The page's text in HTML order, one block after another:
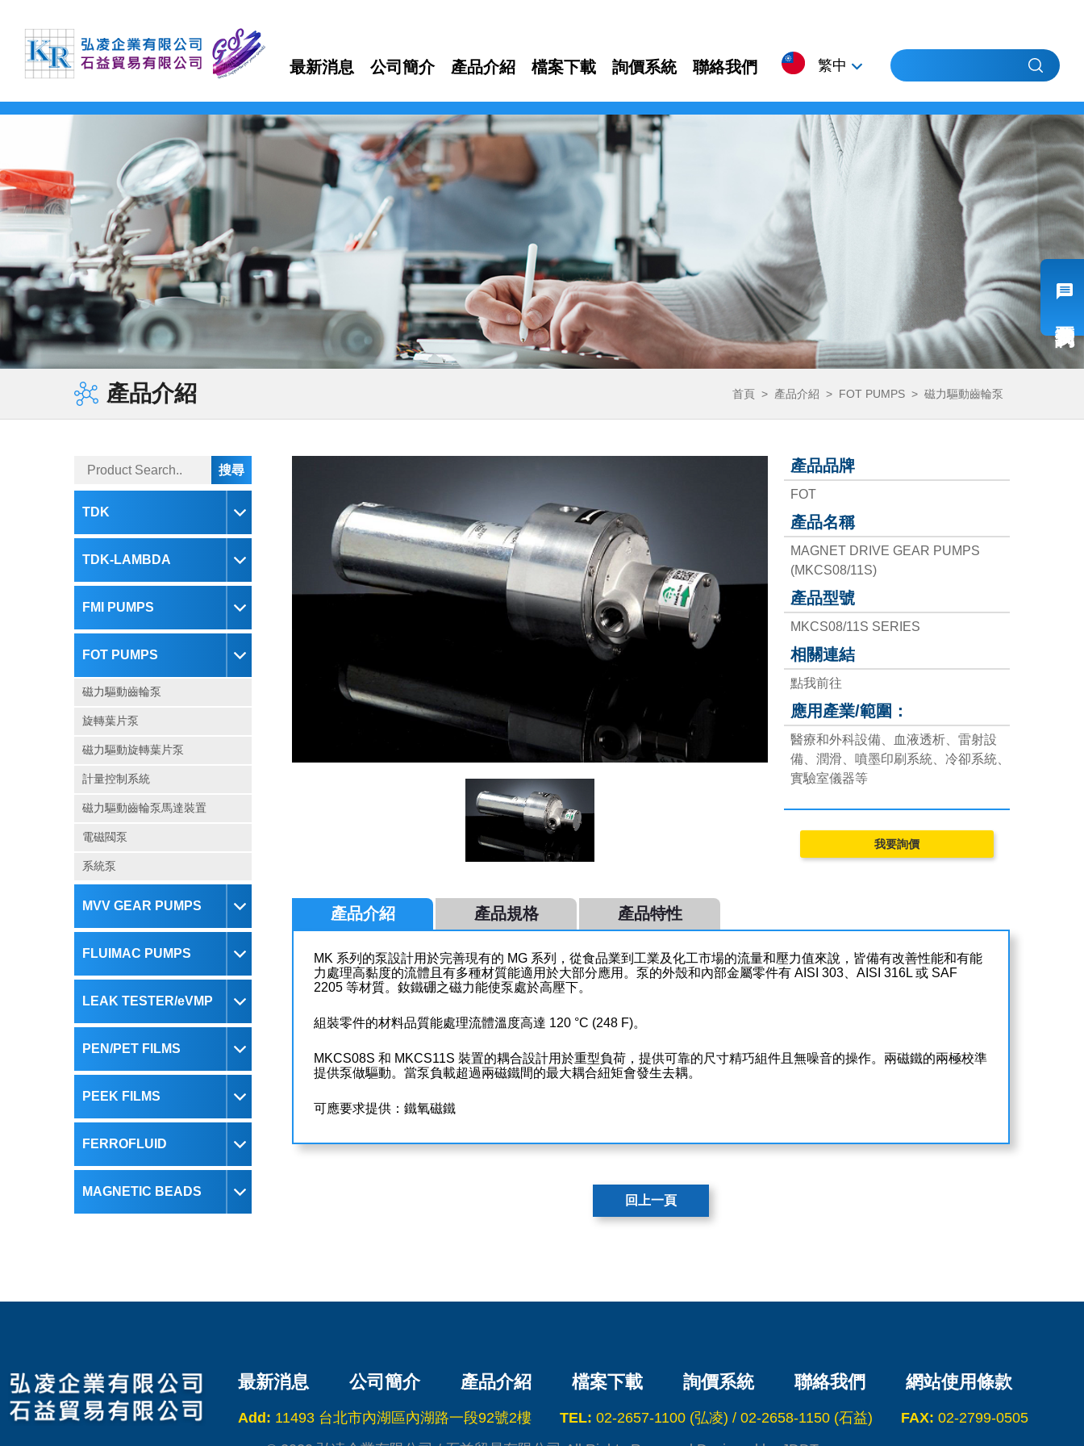
最新消息 公司簡介 產品介紹 檔案下載 詢價系統 聯絡我們
繁中
EN
產品介紹
TDK
µPOL™嵌入式DC-DC轉換器
吸波材 / 磁性片
電容器
電感器
EMC對策產品
RF產品和模塊
電壓/過熱保護器件
壓電元件
TDK-LAMBDA
可編程直流電源(CVCC)
高壓電源
簡易恆流控制電源
AC-DC雙/多輸出電源
AC-DC單輸出電源
導軌電源
DC-DC電源
DC-DC雙向轉換器
泵頭
泵頭驅動模組
OEM 泵/ 雙步進泵
控制器 / 馬達控制板
特殊泵浦 / 點滴器
周邊配件
FOT PUMPS
磁力驅動齒輪泵
旋轉葉片泵
計量控制系統
磁力驅動齒輪泵馬達裝置
系統泵
MVV GEAR PUMPS
聚氨酯-製程應用
製程計量
超微量加工泵浦
熱熔膠–雙出口端
丙烯酸（壓克力）解決方案
快速換色系統
FLUIMAC PUMPS
FDA 等級氣動隔膜泵
氣動雙隔膜泵浦
LEAK TESTER/eVMP
多功能測漏儀
電子調控計量泵浦
PEN/PET FILMS
TEONEX Q51
TEONEX Q83
PEEK FILMS
APTIV 1000 Series
APTIV 2000 Series
FERROFLUID
磁性流體
MAGNETIC BEADS
羧基磁珠
二氧化矽磁珠
氨基磁珠
檔案下載
詢價系統
聯絡我們
產品介紹 首頁 > 產品介紹 > FOT PUMPS > 磁力驅動齒輪泵
TDK
TDK-LAMBDA
FMI PUMPS
FOT PUMPS
磁力驅動齒輪泵
旋轉葉片泵
磁力驅動旋轉葉片泵
計量控制系統
磁力驅動齒輪泵馬達裝置
電磁閥泵
系統泵
MVV GEAR PUMPS
FLUIMAC PUMPS
LEAK TESTER/eVMP
PEN/PET FILMS
PEEK FILMS
FERROFLUID
MAGNETIC BEADS
產品品牌
FOT
產品名稱
MAGNET DRIVE GEAR PUMPS
(MKCS08/11S)
產品型號
MKCS08/11S SERIES
相關連結
點我前往
應用產業/範圍：
醫療和外科設備、血液透析、雷射設
備、潤滑、噴墨印刷系統、冷卻系統、
實驗室儀器等
產品介紹 產品規格 產品特性
MK 系列的泵設計用於完善現有的 MG 系列，從食品業到工業及化工市場的流量和壓力值來說，皆備有改善性能和有能
力處理高黏度的流體且有多種材質能適用於大部分應用。泵的外殼和內部金屬零件有 AISI 303、AISI 316L 或 SAF
2205 等材質。 釹鐵硼之磁力能使泵處於高壓下。
組裝零件的材料品質能處理流體溫度高達 120 °C (248 F)。
MKCS08S 和 MKCS11S 裝置的耦合設計用於重型負荷，提供可靠的尺寸精巧組件且無噪音的操作。兩磁鐵的兩極校準
提供泵做驅動。當泵負載超過兩磁鐵間的最大耦合紐矩會發生去耦。
可應要求提供：鐵氧磁鐵
回上一頁
最新消息 公司簡介 產品介紹 檔案下載 詢價系統 聯絡我們 網站使用條款
Add: 11493 台北市內湖區內湖路一段92號2樓 TEL: 02-2657-1100 (弘凌) / 02-2658-1150 (石益) FAX: 02-2799-0505